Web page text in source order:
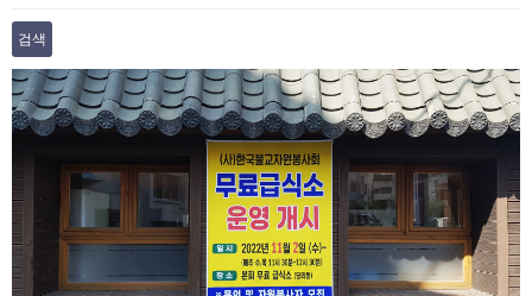
검색
본문